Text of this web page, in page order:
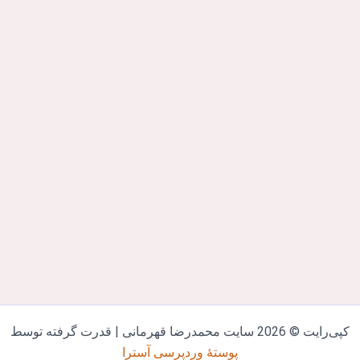
© 2026 سایت محمدرضا قهرمانی | قدرت گرفته توسط
پوستهٔ وردپرسی آسترا